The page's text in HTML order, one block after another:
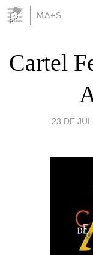
MA+S
Cartel
23 DE